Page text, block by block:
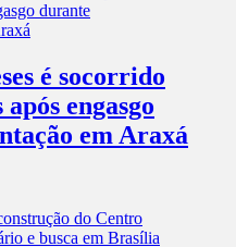
é socorrido
engasgo
em Araxá